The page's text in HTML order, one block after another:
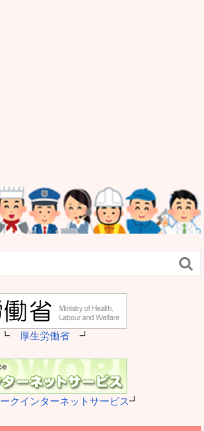

┗ 厚生労働省 ┛
クインターネットサービス┛